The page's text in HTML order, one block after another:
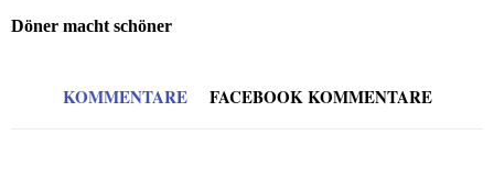
Döner macht schöner
KOMMENTARE FACEBOOK KOMMENTARE